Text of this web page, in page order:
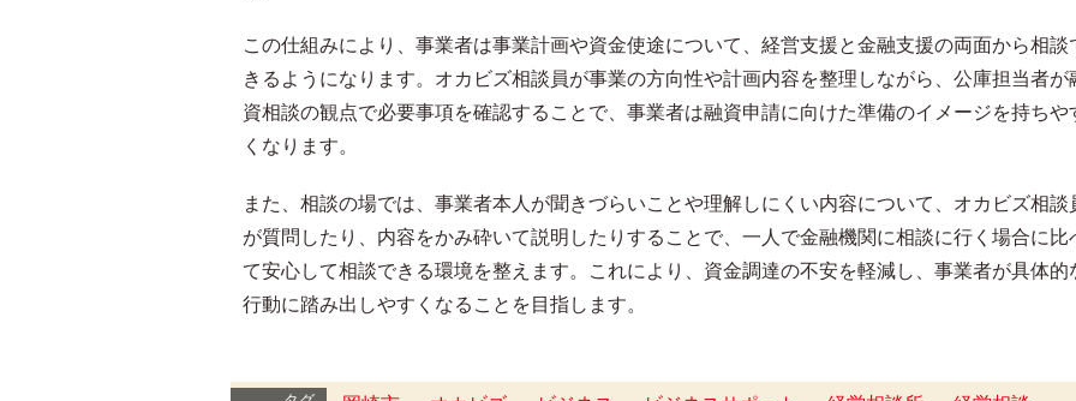
この仕組みにより、事業者は事業計画や資金使途について、経営支援と金融支援の両面から相談
きるようになります。オカビズ相談員が事業の方向性や計画内容を整理しながら、公庫担当者が
資相談の観点で必要事項を確認することで、事業者は融資申請に向けた準備のイメージを持ちや
くなります。
また、相談の場では、事業者本人が聞きづらいことや理解しにくい内容について、オカビズ相談
が質問したり、内容をかみ砕いて説明したりすることで、一人で金融機関に相談に行く場合に比
て安心して相談できる環境を整えます。これにより、資金調達の不安を軽減し、事業者が具体的
行動に踏み出しやすくなることを目指します。